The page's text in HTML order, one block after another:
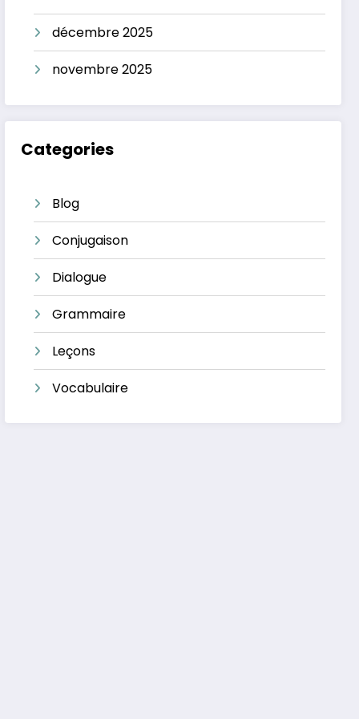
décembre 2025
novembre 2025
Categories
Blog
Conjugaison
Dialogue
Grammaire
Leçons
Vocabulaire